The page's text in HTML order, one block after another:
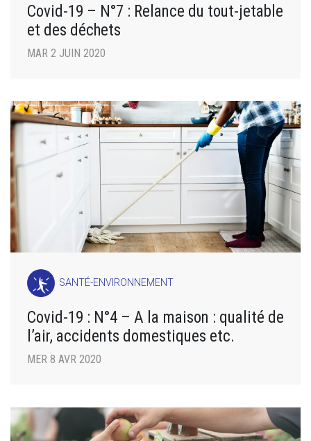
Covid-19 – N°7 : Relance du tout-jetable
et des déchets
MAR 2 JUIN 2020
SANTÉ-ENVIRONNEMENT
Covid-19 : N°4 – A la maison : qualité de
l’air, accidents domestiques etc.
MER 8 AVR 2020